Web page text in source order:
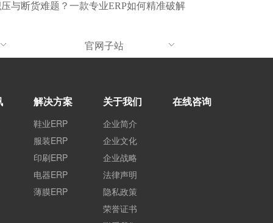
与断货难题？一款专业ERP如何精准破解
官网子站
解决方案
鞋业ERP
服装ERP
印刷ERP
电器ERP
薄膜ERP
关于我们
企业简介
企业文化
企业战略
法律声明
隐私政策
荣誉证书
在线咨询